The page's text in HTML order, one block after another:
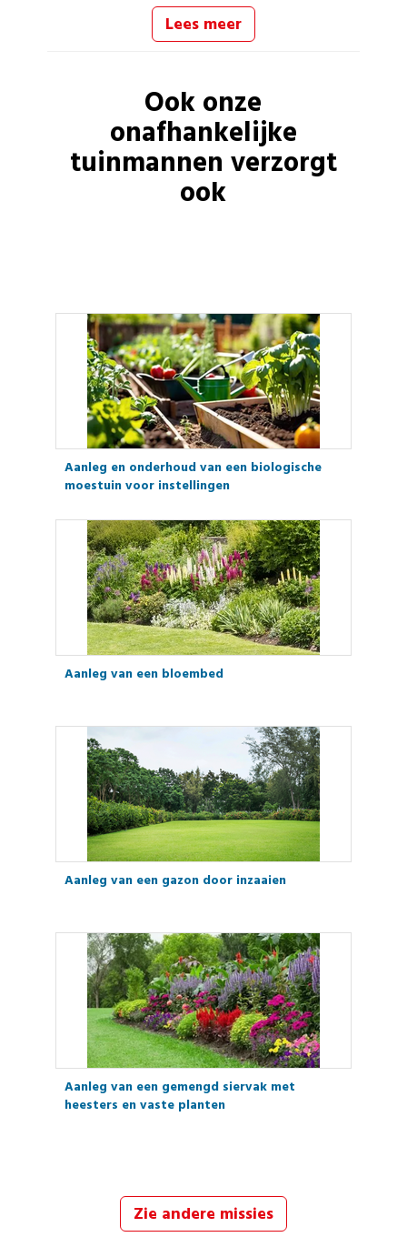
Lees meer
Ook onze
onafhankelijke
tuinmannen verzorgt
ook
Aanleg en onderhoud van een biologische
moestuin voor instellingen
Aanleg van een bloembed
Aanleg van een gazon door inzaaien
Aanleg van een gemengd siervak met
heesters en vaste planten
Zie andere missies